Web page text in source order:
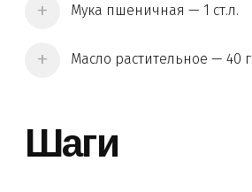
Мука пшеничная — 1 ст.л.
Масло растительное — 40 г
Шаги